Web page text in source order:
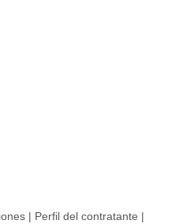
| Perfil del contratante |